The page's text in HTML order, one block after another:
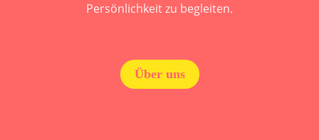
Persönlichkeit zu begleiten.
Über uns